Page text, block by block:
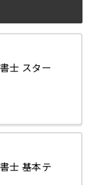
士 スター
士 基本テ